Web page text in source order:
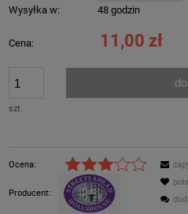
Wysyłka w: 48 godzin
Cena: 11,00 zł
szt.
Ocena:
Producent: